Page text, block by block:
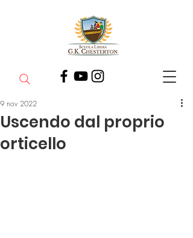
Uscendo dal proprio
orticello
9 nov 2022